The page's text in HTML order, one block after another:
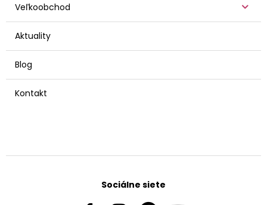
Veľkoobchod
Aktuality
Blog
Kontakt
Sociálne siete